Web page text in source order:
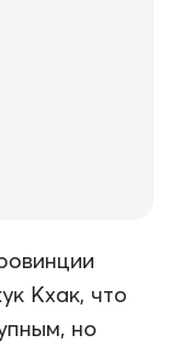
Кхак, что
но